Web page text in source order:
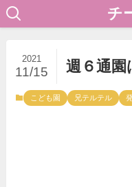
チ
週６通園
2021
11/15
こども園 兄テルテル